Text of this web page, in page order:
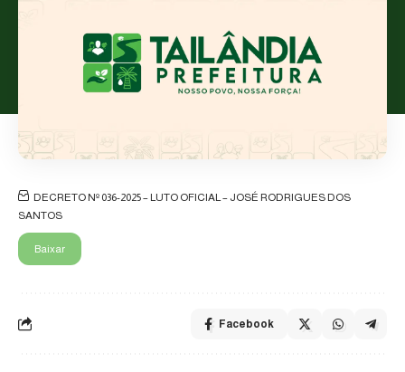
DECRETO Nº 036-2025 – LUTO OFICIAL – JOSÉ RODRIGUES DOS
SANTOS
Baixar
Facebook